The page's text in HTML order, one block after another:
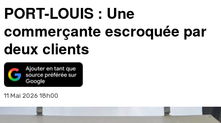
PORT-LOUIS : Une
commerçante escroquée par
deux clients
11 Mai 2026 18h00